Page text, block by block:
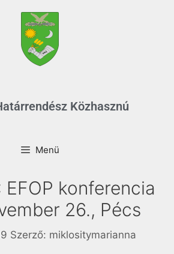
Közhasznú
Menü
EFOP konferencia
26., Pécs
Szerző: miklositymarianna